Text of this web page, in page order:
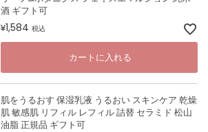
酒 ギフト可
¥1,584 税込
カートに入れる
肌をうるおす 保湿乳液 うるおい スキンケア 乾燥
肌 敏感肌 リフィル レフィル 詰替 セラミド 松山
油脂 正規品 ギフト可